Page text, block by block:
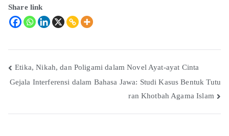
Share link
Etika, Nikah, dan Poligami dalam Novel Ayat-ayat Cinta
Gejala Interferensi dalam Bahasa Jawa: Studi Kasus Bentuk Tutu
ran Khotbah Agama Islam